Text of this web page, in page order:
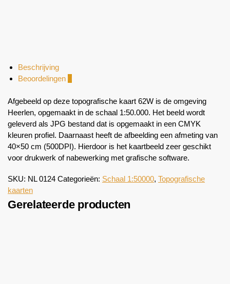
Beschrijving
Beoordelingen 0
Afgebeeld op deze topografische kaart 62W is de omgeving
Heerlen, opgemaakt in de schaal 1:50.000. Het beeld wordt
geleverd als JPG bestand dat is opgemaakt in een CMYK
kleuren profiel. Daarnaast heeft de afbeelding een afmeting van
40×50 cm (500DPI). Hierdoor is het kaartbeeld zeer geschikt
voor drukwerk of nabewerking met grafische software.
SKU: NL 0124 Categorieën: Schaal 1:50000, Topografische
kaarten
Gerelateerde producten